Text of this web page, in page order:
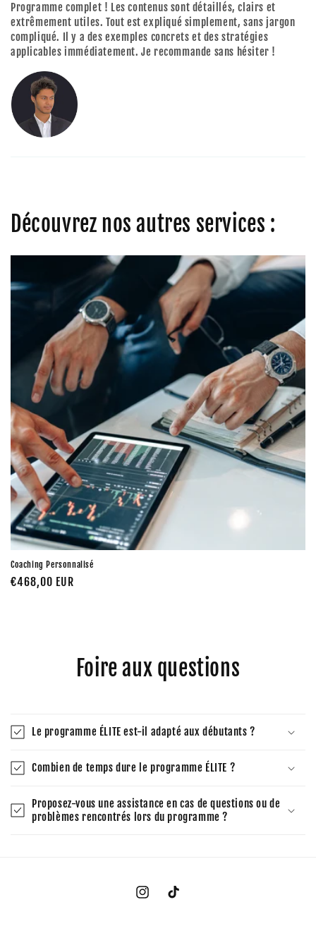
Programme complet ! Les contenus sont détaillés, clairs et
extrêmement utiles. Tout est expliqué simplement, sans jargon
compliqué. Il y a des exemples concrets et des stratégies
applicables immédiatement. Je recommande sans hésiter !
Découvrez nos autres services :
Coaching Personnalisé
Prix
€468,00 EUR
Foire aux questions
Le programme ÉLITE est-il adapté aux débutants ?
Combien de temps dure le programme ÉLITE ?
Proposez-vous une assistance en cas de questions ou de
problèmes rencontrés lors du programme ?
InstagramTikTok